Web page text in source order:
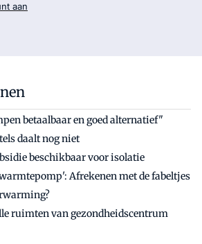
aan
betaalbaar en goed alternatief"
daalt nog niet
beschikbaar voor isolatie
Afrekenen met de fabeltjes
ruimten van gezondheidscentrum